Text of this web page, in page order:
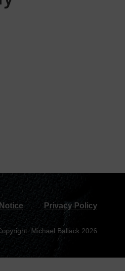
Privacy Policy
Michael Ballack 2026